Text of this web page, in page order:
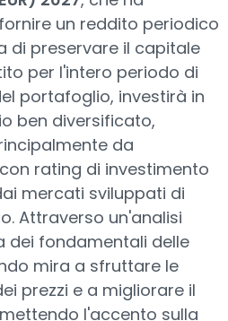
un reddito periodico
di preservare il capitale
per l'intero periodo di
portafoglio, investirà in
ben diversificato,
da
rating di investimento
mercati sviluppati di
Attraverso un'analisi
dei fondamentali delle
mira a sfruttare le
prezzi e a migliorare il
l'accento sulla